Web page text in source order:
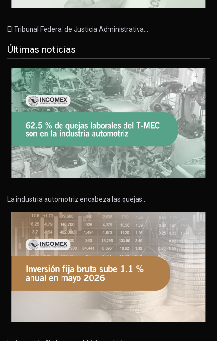
El Tribunal Federal de Justicia Administrativa…
Últimas noticias
La industria automotriz encabeza las quejas…